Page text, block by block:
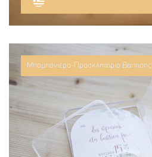
Μπομπονιέρα-Προσκλητήριο